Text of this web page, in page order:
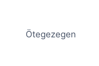
Ötegezegen